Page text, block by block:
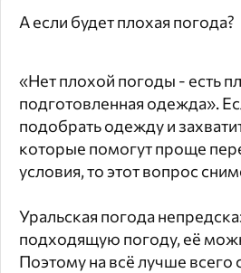
А если будет плохая погода?
«Нет плохой погоды - есть
подготовленная одежда».
подобрать одежду и
которые помогут проще
условия, то этот вопрос
Уральская погода
подходящую погоду, её
Поэтому на всё лучше всего